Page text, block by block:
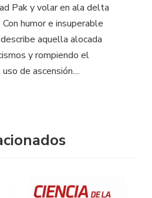
Pak y volar en ala delta
humor e insuperable
aquella alocada
y rompiendo el
de ascensión....